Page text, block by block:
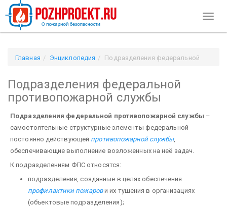
Главная Энциклопедия
Подразделения федеральной
Подразделения федеральной
противопожарной службы
Подразделения федеральной противопожарной службы –
самостоятельные структурные элементы федеральной
постоянно действующей противопожарной службы,
обеспечивающие выполнение возложенных на неё задач.
К подразделениям ФПС относятся:
подразделения, созданные в целях обеспечения
профилактики пожарови их тушения в организациях
(объектовые подразделения);